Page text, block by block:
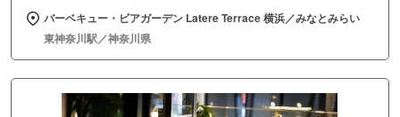
バーベキュー・ビアガーデン Latere Terrace 横浜／みなとみらい
東神奈川駅／神奈川県